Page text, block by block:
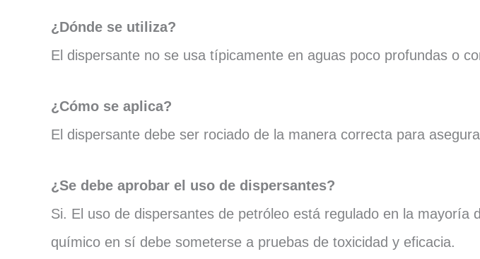
¿Dónde se utiliza?
El dispersante no se usa típicamente en aguas poco profundas o
¿Cómo se aplica?
El dispersante debe ser rociado de la manera correcta para
¿Se debe aprobar el uso de dispersantes?
Si. El uso de dispersantes de petróleo está regulado en la
químico en sí debe someterse a pruebas de toxicidad y eficacia.